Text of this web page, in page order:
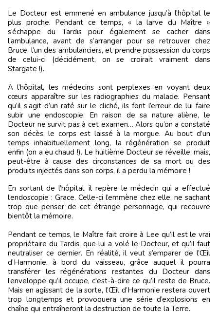
Le Docteur est emmené en ambulance jusqu’à l’hôpital le
plus proche. Pendant ce temps, « la larve du Maître »
s’échappe du Tardis pour également se cacher dans
l’ambulance, avant de s’arranger pour se retrouver chez
Bruce, l’un des ambulanciers, et prendre possession du corps
de celui-ci (décidément, on se croirait vraiment dans
Stargate !).
A l’hôpital, les médecins sont perplexes en voyant deux
cœurs apparaître sur les radiographies du malade. Pensant
qu’il s’agit d’un raté sur le cliché, ils font l’erreur de lui faire
subir une endoscopie. En raison de sa nature aliène, le
Docteur ne survit pas à cet examen… Alors qu’on a constaté
son décès, le corps est laissé à la morgue. Au bout d’un
temps inhabituellement long, la régénération se produit
enfin (on a eu chaud !). Le huitième Docteur se réveille, mais,
peut-être à cause des circonstances de sa mort ou des
produits injectés dans son corps, il a perdu la mémoire !
En sortant de l’hôpital, il repère le médecin qui a effectué
l’endoscopie : Grace. Celle-ci l’emmène chez elle, ne sachant
trop que penser de cet étrange personnage, qui recouvre
bientôt la mémoire.
Pendant ce temps, le Maître fait croire à Lee qu’il est le vrai
propriétaire du Tardis, que lui a volé le Docteur, et qu’il faut
neutraliser ce dernier. En réalité, il veut s’emparer de l’Œil
d’Harmonie, à bord du vaisseau, grâce auquel il pourra
transférer les régénérations restantes du Docteur dans
l’enveloppe qu’il occupe, c'est-à-dire ce qu’il reste de Bruce.
Mais en agissant de la sorte, l’Œil d’Harmonie restera ouvert
trop longtemps et provoquera une série d’explosions en
chaîne qui entraîneront la destruction de toute la Terre.